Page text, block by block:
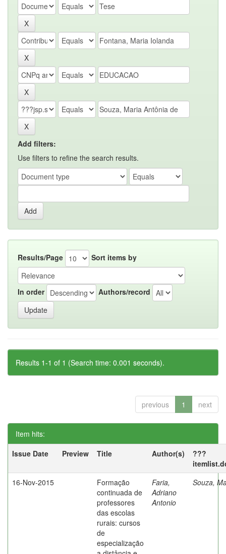
Add filters:
Use filters to refine the search results.
Results/Page Sort items by
In order Authors/record
Results 1-1 of 1 (Search time: 0.001 seconds).
previous 1 next
Item hits:
Issue Date
Preview Title Author(s)
???
16-Nov-2015
Formação
continuada de
professores
das escolas
rurais: cursos
de
especialização
Faria,
Adriano
Antonio
Souza,